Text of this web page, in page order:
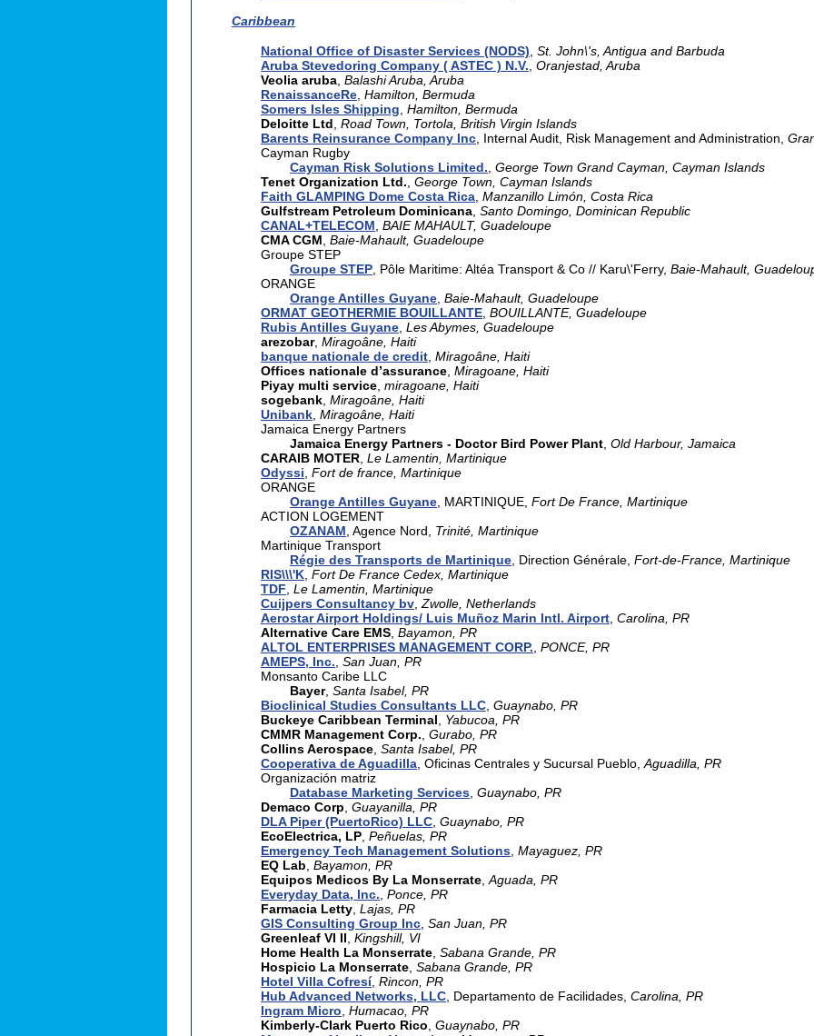
Caribbean
National Office of Disaster Services (NODS) St. John\'s, Antigua and Barbuda
Aruba Stevedoring Company ( ASTEC ) N.V. Oranjestad, Aruba
Veolia aruba Balashi Aruba, Aruba
RenaissanceRe Hamilton, Bermuda
Somers Isles Shipping Hamilton, Bermuda
Deloitte Ltd Road Town, Tortola, British Virgin Islands
Barents Reinsurance Company Inc , Internal Audit, Risk Management and Administration,
Cayman Rugby
Cayman Risk Solutions Limited. George Town Grand Cayman, Cayman Islands
Tenet Organization Ltd. George Town, Cayman Islands
Faith GLAMPING Dome Costa Rica Manzanillo Limón, Costa Rica
Gulfstream Petroleum Dominicana Santo Domingo, Dominican Republic
CANAL+TELECOM BAIE MAHAULT, Guadeloupe
CMA CGM Baie-Mahault, Guadeloupe
Groupe STEP
Groupe STEP , Pôle Maritime: Altéa Transport & Co // Karu\'Ferry, Baie-Mahault,
ORANGE
Orange Antilles Guyane Baie-Mahault, Guadeloupe
ORMAT GEOTHERMIE BOUILLANTE BOUILLANTE, Guadeloupe
Rubis Antilles Guyane Les Abymes, Guadeloupe
arezobar, Miragoâne, Haiti
banque nationale de credit Miragoâne, Haiti
Offices nationale d’assurance Miragoane, Haiti
Piyay multi service miragoane, Haiti
sogebank Miragoâne, Haiti
Unibank Miragoâne, Haiti
Jamaica Energy Partners
Jamaica Energy Partners - Doctor Bird Power Plant Old Harbour, Jamaica
CARAIB MOTER Le Lamentin, Martinique
Odyssi Fort de france, Martinique
ORANGE
Orange Antilles Guyane , MARTINIQUE, Fort De France, Martinique
ACTION LOGEMENT
OZANAM , Agence Nord, Trinité, Martinique
Martinique Transport
Régie des Transports de Martinique , Direction Générale, Fort-de-France, Martinique
RIS\\\'K Fort De France Cedex, Martinique
TDF Le Lamentin, Martinique
Cuijpers Consultancy bv Zwolle, Netherlands
Aerostar Airport Holdings/ Luis Muñoz Marin Intl. Airport Carolina, PR
Alternative Care EMS Bayamon, PR
ALTOL ENTERPRISES MANAGEMENT CORP. PONCE, PR
AMEPS, Inc. San Juan, PR
Monsanto Caribe LLC
Bayer, Santa Isabel, PR
Bioclinical Studies Consultants LLC Guaynabo, PR
Buckeye Caribbean Terminal
Yabucoa, PR
CMMR Management Corp. Gurabo, PR
Collins Aerospace Santa Isabel, PR
Cooperativa de Aguadilla , Oficinas Centrales y Sucursal Pueblo, Aguadilla, PR
Organización matriz
Database Marketing Services Guaynabo, PR
Demaco Corp Guayanilla, PR
DLA Piper (PuertoRico) LLC Guaynabo, PR
EcoElectrica, LP Peñuelas, PR
Emergency Tech Management Solutions Mayaguez, PR
EQ Lab Bayamon, PR
Equipos Medicos By La Monserrate Aguada, PR
Everyday Data, Inc. Ponce, PR
Farmacia Letty Lajas, PR
GIS Consulting Group Inc San Juan, PR
Greenleaf VI II Kingshill, VI
Home Health La Monserrate Sabana Grande, PR
Hospicio La Monserrate Sabana Grande, PR
Hotel Villa Cofresí, Rincon, PR
Hub Advanced Networks, LLC , Departamento de Facilidades, Carolina, PR
Ingram Micro Humacao, PR
Kimberly-Clark Puerto Rico Guaynabo, PR